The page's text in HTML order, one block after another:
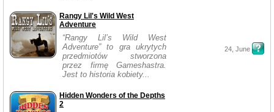
Rangy Lil's Wild West
Adventure
“Rangy Lil’s Wild West
Adventure” to gra ukrytych
przedmiotów stworzona
przez firmę Gameshastra.
Jest to historia kobiety...
24, June
Hidden Wonders of the Depths
2